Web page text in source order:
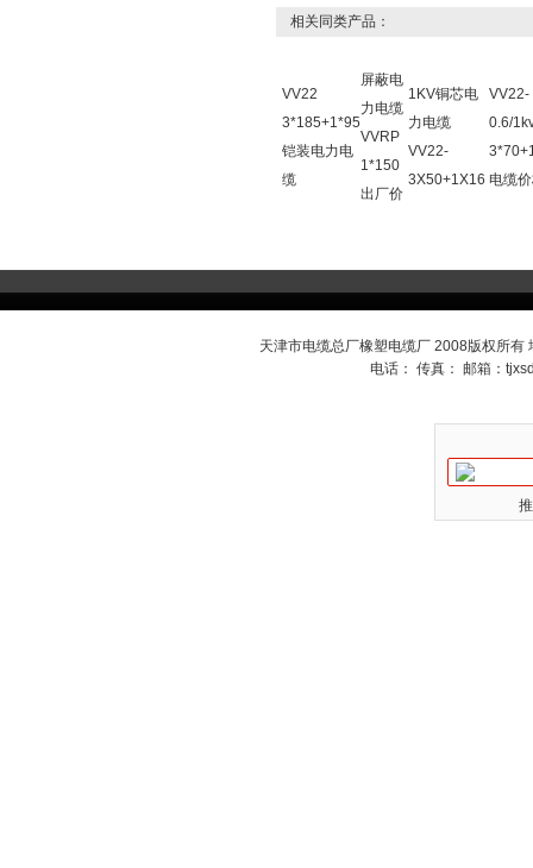
相关同类产品：
VV22
3*185+1*95
铠装电力电
缆
屏蔽电
力电缆
VVRP
1*150
出厂价
1KV铜芯电
力电缆
VV22-
3X50+1X16
VV22-
0.6/
电缆
天津市电缆总厂橡塑电缆厂 2008版权所有
电话： 传真： 邮箱：